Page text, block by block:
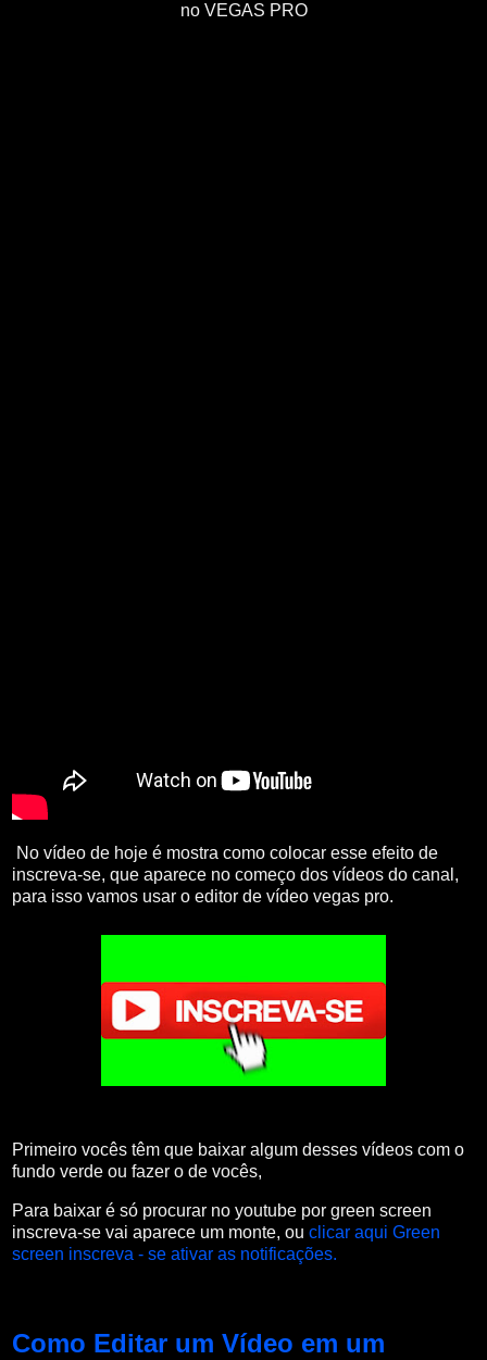
no VEGAS PRO
No vídeo de hoje é mostra como colocar esse efeito de
inscreva-se, que aparece no começo dos vídeos do canal,
para isso vamos usar o editor de vídeo vegas pro.
Primeiro vocês têm que baixar algum desses vídeos com o
fundo verde ou fazer o de vocês,
Para baixar é só procurar no youtube por green screen
inscreva-se vai aparece um monte, ou clicar aqui Green
screen inscreva - se ativar as notificações.
Como Editar um Vídeo em um